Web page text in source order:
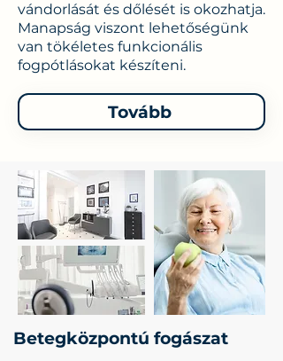
vándorlását és dőlését is okozhatja.
Manapság viszont lehetőségünk
van tökéletes funkcionális
fogpótlásokat készíteni.
Tovább
Betegközpontú fogászat